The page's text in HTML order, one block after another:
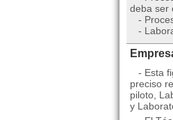
deba ser
-
-
- Esta
preciso
piloto,
y